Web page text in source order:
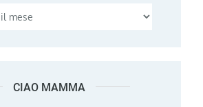
CIAO MAMMA